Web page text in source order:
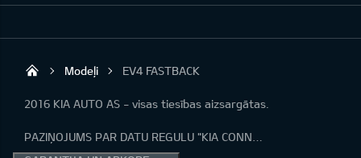
KIA AUTO AS
Modeļi EV4 FASTBACK
2016 KIA AUTO AS - visas tiesības aizsargātas.
PAZIŅOJUMS PAR DATU REGULU "KIA CONNECT"